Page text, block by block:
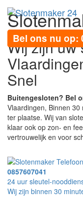
Bel ons nu op:
Wij zijn uw
Snel
Buitengesloten? Bel
Vlaardingen, Binnen
ter plaatse. Wij van
klaar ook op zon- en
vertrouwelijk en voor
0857607041
24 uur sleutel-
Wij zijn binnen 30